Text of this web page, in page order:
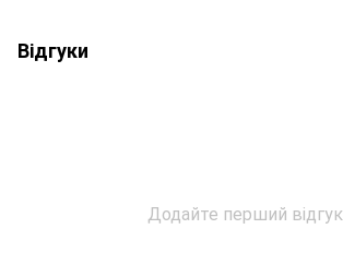
Відгуки
Додайте перший відгук